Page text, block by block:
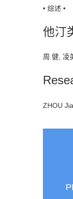
• 综述 •
他汀
周 健,
ZHOU